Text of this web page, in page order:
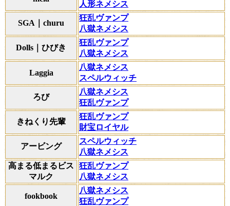
人形ネメシス
SGA｜churu
狂乱ヴァンプ
八獄ネメシス
Dolls｜ひびき
狂乱ヴァンプ
八獄ネメシス
Laggia
八獄ネメシス
スペルウィッチ
ろび
八獄ネメシス
狂乱ヴァンプ
きねくり先輩
狂乱ヴァンプ
財宝ロイヤル
アービング
スペルウィッチ
八獄ネメシス
高まる低まるビス
マルク
狂乱ヴァンプ
八獄ネメシス
fookbook
八獄ネメシス
狂乱ヴァンプ